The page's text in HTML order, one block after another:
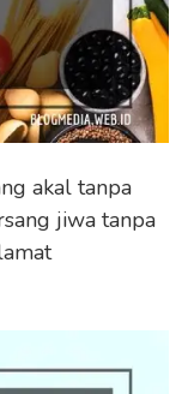
akal tanpa
jiwa tanpa